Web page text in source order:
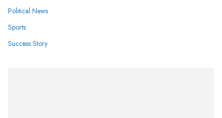
Political News
Sports
Success Story